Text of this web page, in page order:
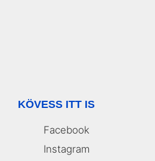
KÖVESS ITT IS
Facebook
Instagram